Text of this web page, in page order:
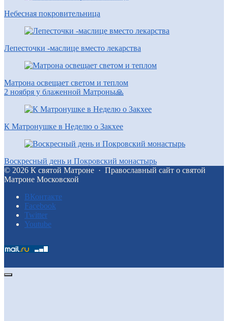
Небесная покровительница
Лепесточки -маслице вместо лекарства
Матрона освещает светом и теплом
2 ноября у блаженной Матроны🙏
К Матронушке в Неделю о Закхее
Воскресный день и Покровский монастырь
© 2026 К святой Матроне · Православный сайт о святой
Матроне Московской
BКонтакте
Facebook
Twitter
Youtube